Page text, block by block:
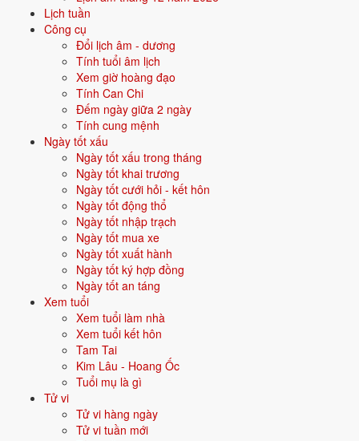
Lịch tuần
Công cụ
Đổi lịch âm - dương
Tính tuổi âm lịch
Xem giờ hoàng đạo
Tính Can Chi
Đếm ngày giữa 2 ngày
Tính cung mệnh
Ngày tốt xấu
Ngày tốt xấu trong tháng
Ngày tốt khai trương
Ngày tốt cưới hỏi - kết hôn
Ngày tốt động thổ
Ngày tốt nhập trạch
Ngày tốt mua xe
Ngày tốt xuất hành
Ngày tốt ký hợp đồng
Ngày tốt an táng
Xem tuổi
Xem tuổi làm nhà
Xem tuổi kết hôn
Tam Tai
Kim Lâu - Hoang Ốc
Tuổi mụ là gì
Tử vi
Tử vi hàng ngày
Tử vi tuần mới
quyền lực cứng, kỷ luật.
Quan hệ mệnh × vận: Kim sinh Thủy.
Vận năm 2026 Bính Ngọ cho người sinh năm 1975
(Bính Ngọ), người tuổiMão
thuộc nhómTrung niên. Quan hệ với Thái Tuế năm xem:
với Thái Tuế.
Năm tương đối ổn định - không có biến động lớn về vận khí.
Bối cảnh năm 1975
đánh dấu các sự kiện và bối cảnh xã hội đặc trưng - góp
phần tạo nên dấu ấn riêng cho thế hệ sinh trong năm này, dù cùng
nạp âm Đại Khe Thủy với các năm khác.
🇻🇳 SỰ KIỆN VIỆT NAM
Giải phóng miền Nam - thống nhất đất nước
🌍 SỰ KIỆN THẾ GIỚI
Chiến tranh lạnh tiếp diễn